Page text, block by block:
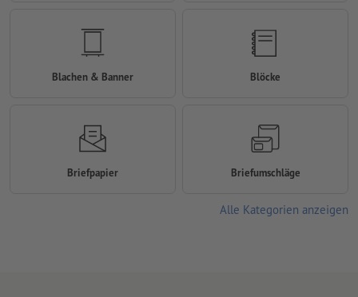
Blachen & Banner Blöcke
Briefpapier Briefumschläge
Alle Kategorien anzeigen